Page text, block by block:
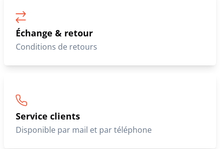
Échange & retour
Conditions de retours
Service clients
Disponible par mail et par téléphone